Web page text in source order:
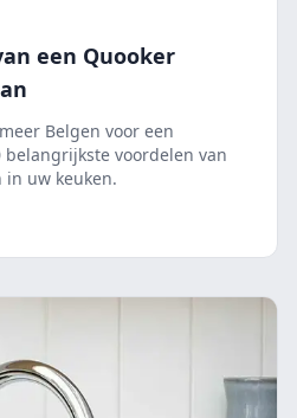
een Quooker
Belgen voor een
belangrijkste voordelen van
in uw keuken.